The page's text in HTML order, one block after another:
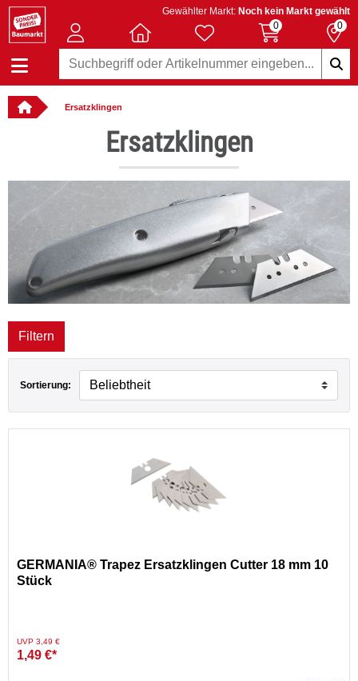
Gewählter Markt: Noch kein Markt gewählt
0
0
Ersatzklingen
Ersatzklingen
Filtern
Sortierung:
GERMANIA® Trapez Ersatzklingen Cutter 18 mm 10
Stück
Preis reduziert von
UVP 3,49 €auf
1,49 €*